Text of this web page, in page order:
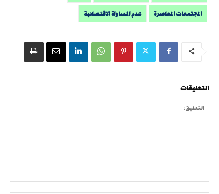
المجتمعات المعاصرة عدم المساواة الاقتصادية
التعليقات